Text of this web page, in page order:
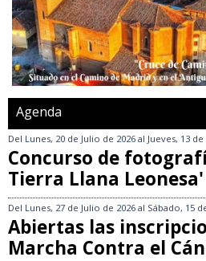
Agenda
Del Lunes, 20 de Julio de 2026 al Jueves, 13
Concurso de
Tierra Llana Leonesa'
Del Lunes, 27 de Julio de 2026 al Sábado, 15
Abiertas las
Marcha Contra el